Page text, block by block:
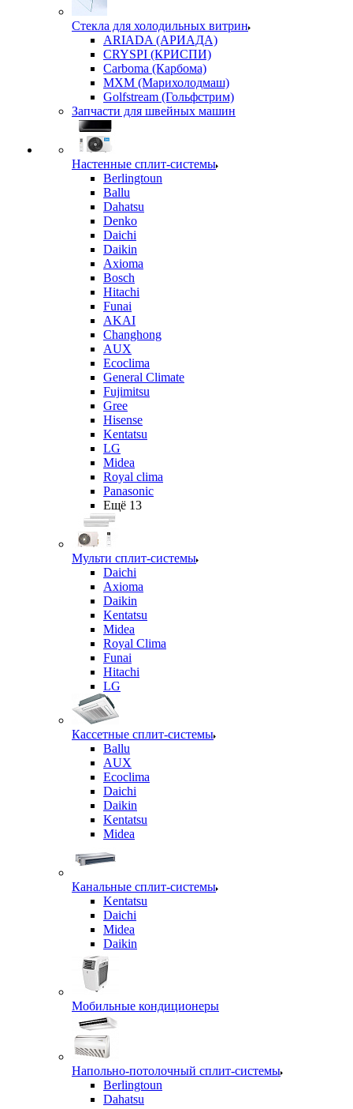
Стекла для холодильных витрин
ARIADA (АРИАДА)
CRYSPI (КРИСПИ)
Carboma (Карбома)
MXM (Марихолодмаш)
Golfstream (Гольфстрим)
Запчасти для швейных машин
Настенные сплит-системы
Berlingtoun
Ballu
Dahatsu
Denko
Daichi
Daikin
Axioma
Bosch
Hitachi
Funai
AKAI
Changhong
AUX
Ecoclima
General Climate
Fujimitsu
Gree
Hisense
Kentatsu
LG
Midea
Royal clima
Panasonic
Ещё 13
Мульти сплит-системы
Daichi
Axioma
Daikin
Kentatsu
Midea
Royal Clima
Funai
Hitachi
LG
Кассетные сплит-системы
Ballu
AUX
Ecoclima
Daichi
Daikin
Kentatsu
Midea
Канальные сплит-системы
Kentatsu
Daichi
Midea
Daikin
Мобильные кондиционеры
Напольно-потолочный сплит-системы
Berlingtoun
Dahatsu